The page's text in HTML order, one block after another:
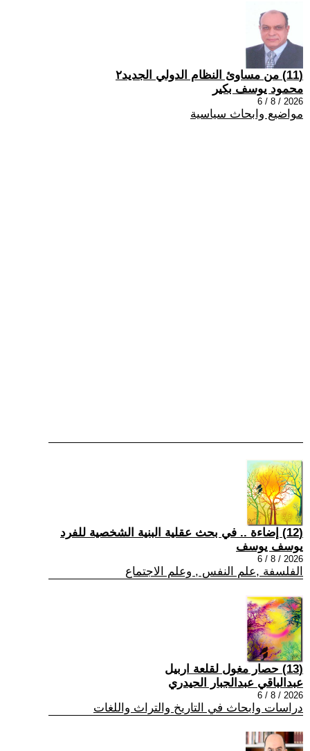
(11) من مساوئ النظام الدولي الجديد٢
محمود يوسف بكير
2026 / 8 / 6
مواضيع وابحاث سياسية
(12) إضاءة .. في بحث عقلية البنية الشخصية للفرد
يوسف يوسف
2026 / 8 / 6
الفلسفة ,علم النفس , وعلم الاجتماع
(13) حصار مغول لقلعة اربيل
عبدالباقي عبدالجبار الحيدري
2026 / 8 / 6
دراسات وابحاث في التاريخ والتراث واللغات